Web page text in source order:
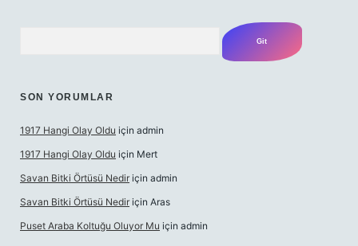
SON YORUMLAR
1917 Hangi Olay Oldu için admin
1917 Hangi Olay Oldu için Mert
Savan Bitki Örtüsü Nedir için admin
Savan Bitki Örtüsü Nedir için Aras
Puset Araba Koltuğu Oluyor Mu için admin